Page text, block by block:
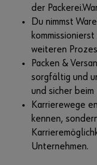
der
Du nimmst
weiteren
Packen &
sorgfältig und
und sicher beim
Karrierewege
kennen,
Unternehmen.